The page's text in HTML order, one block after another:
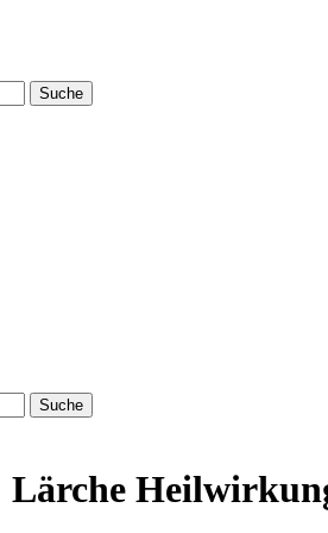
Lärche